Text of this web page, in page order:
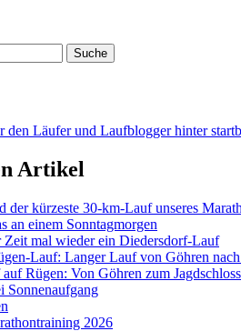
den Läufer und Laufblogger hinter
Artikel
der kürzeste 30-km-Lauf unseres
an einem Sonntagmorgen
Zeit mal wieder ein Diedersdorf-Lauf
Lauf: Langer Lauf von Göhren
Rügen: Von Göhren zum
Sonnenaufgang
2026